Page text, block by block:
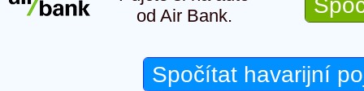
od Air Bank.
Spočítat havarijní